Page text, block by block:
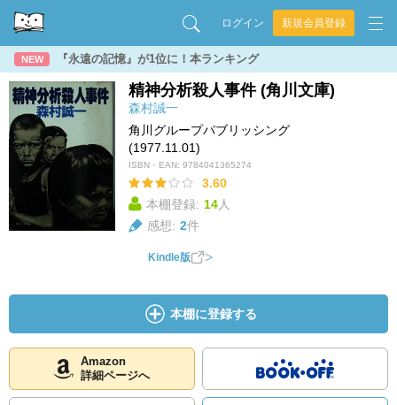
ログイン 新規会員登録
NEW 『永遠の記憶』が1位に！本ランキング
精神分析殺人事件 (角川文庫)
森村誠一
角川グループパブリッシング
(1977.11.01)
ISBN・EAN: 9784041365274
3.60
本棚登録: 14人
感想: 2件
Kindle版
本棚に登録する
Amazon
詳細ページへ